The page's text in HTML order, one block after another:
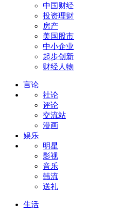
中国财经
投资理财
房产
美国股市
中小企业
起步创新
财经人物
言论
社论
评论
交流站
漫画
娱乐
明星
影视
音乐
韩流
送礼
生活